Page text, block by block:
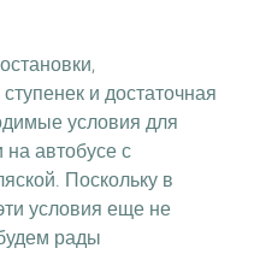
и достаточная
условия для
на автобусе с
Поскольку в
условия еще не
рады